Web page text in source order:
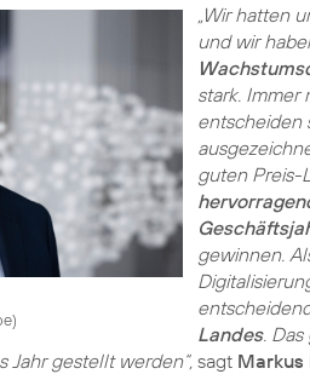
)
„Wir hatten
und wir
stark. Immer
entscheiden
guten Preis-
gewinnen.
Landes.
Jahr gestellt werden“, sagt Markus